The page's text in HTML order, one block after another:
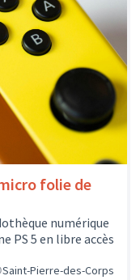
folie de
numérique
PS 5 en libre accès
Saint-Pierre-des-Corps